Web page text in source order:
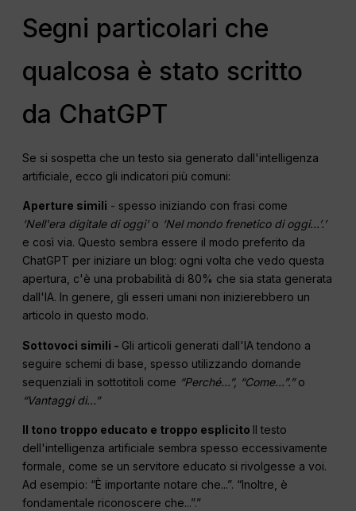
Segni particolari che
qualcosa è stato scritto
da ChatGPT
Se si sospetta che un testo sia generato dall'intelligenza
artificiale, ecco gli indicatori più comuni:
Aperture simili - spesso iniziando con frasi come
‘Nell'era digitale di oggi’o ‘Nel mondo frenetico di oggi...’.’
e così via. Questo sembra essere il modo preferito da
ChatGPT per iniziare un blog: ogni volta che vedo questa
apertura, c'è una probabilità di 80% che sia stata generata
dall'IA. In genere, gli esseri umani non inizierebbero un
articolo in questo modo.
Sottovoci simili - Gli articoli generati dall'IA tendono a
seguire schemi di base, spesso utilizzando domande
sequenziali in sottotitoli come “Perché...”, “Come...”.”o
“Vantaggi di...”
Il tono troppo educato e troppo esplicito Il testo
dell'intelligenza artificiale sembra spesso eccessivamente
formale, come se un servitore educato si rivolgesse a voi.
Ad esempio: “È importante notare che...”. “Inoltre, è
fondamentale riconoscere che...”.”